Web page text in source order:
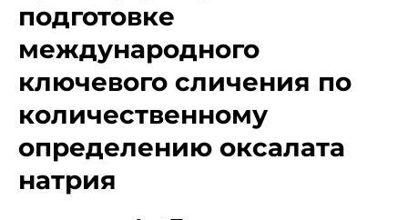
подготовке
международного
ключевого сличения по
количественному
определению оксалата
натрия